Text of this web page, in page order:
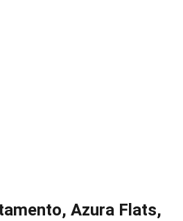
Azura Flats,